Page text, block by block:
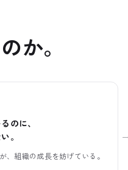
か。
のに、
。
、組織の成長を妨げている。